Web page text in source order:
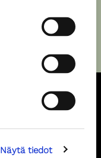
Näytä tiedot